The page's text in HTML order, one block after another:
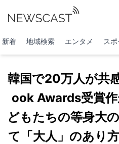
新着 地域検索 エンタメ ス
韓国で20万人が共
ook Awards受賞
どもたちの等身大
て「大人」のあり